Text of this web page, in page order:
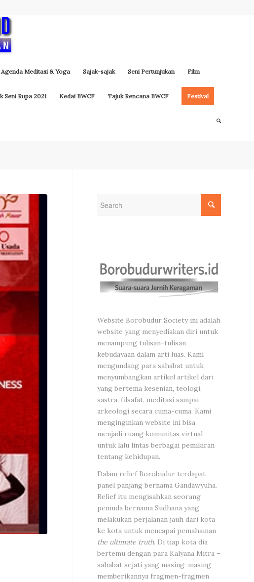
Agenda Meditasi & Yoga Sajak-sajak Seni Pertunjukan Film
Seni Rupa 2021 Kedai BWCF Tajuk Rencana BWCF Festival
Website Borobudur Society ini adalah
website yang menyediakan diri untuk
menampung tulisan-tulisan
kebudayaan dalam arti luas. Kami
mengundang para sahabat untuk
menyumbangkan artikel artikel dari
yang bertema kesenian, teologi,
sastra, filsafat, meditasi sampai
arkeologi secara cuma-cuma. Kami
menginginkan website ini bisa
menjadi ruang komunitas virtual
untuk lalu lintas berbagai pemikiran
tentang kehidupan.
Dalam relief Borobudur terdapat
panel panjang bernama Gandawyuha.
Relief itu mengisahkan seorang
pemuda bernama Sudhana yang
melakukan perjalanan jauh dari kota
ke kota untuk mencapai pemahaman
the ultimate truth. Di tiap kota dia
bertemu dengan para Kalyana Mitra –
sahabat sejati yang masing-masing
memberikannya fragmen-fragmen